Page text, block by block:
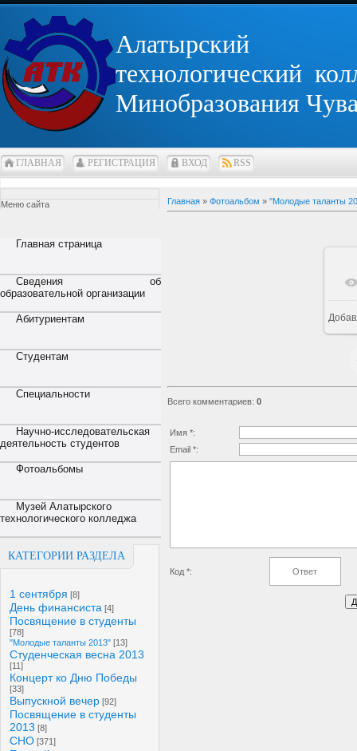
Алатырский
технологический
Минобразования
ГЛАВНАЯ РЕГИСТРАЦИЯ ВХОД RSS
Меню сайта
Главная страница
Сведения об
образовательной организации
Абитуриентам
Студентам
Специальности
Научно-исследовательская
деятельность студентов
Фотоальбомы
Музей Алатырского
технологического колледжа
КАТЕГОРИИ РАЗДЕЛА
1 сентября [8]
День финансиста [4]
Посвящение в студенты
[78]
"Молодые таланты 2013" [13]
Студенческая весна 2013
[11]
Концерт ко Дню Победы
[33]
Выпускной вечер [92]
Посвящение в студенты
2013 [8]
СНО [371]
Главная » Фотоальбом » "Молодые таланты
Всего комментариев: 0
Имя *:
Email *:
Код *: